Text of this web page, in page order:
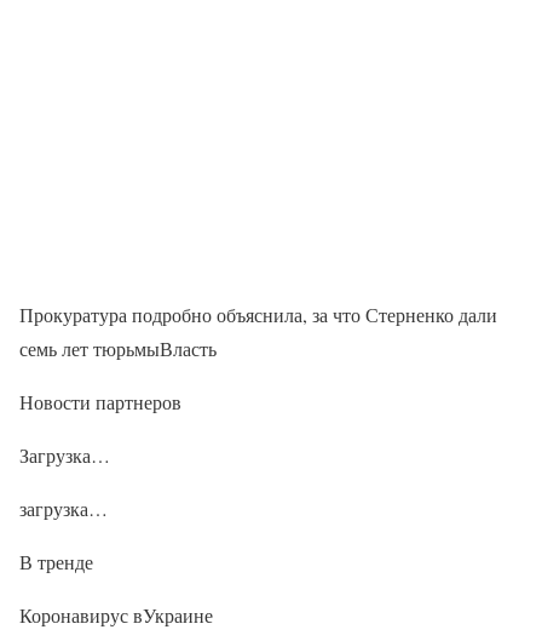
Прокуратура подробно объяснила, за что Стерненко дали
семь лет тюрьмыВласть
Новости партнеров
Загрузка…
загрузка…
В тренде
Коронавирус вУкраине